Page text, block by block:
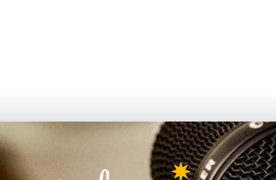
заявку рости та розвиватися